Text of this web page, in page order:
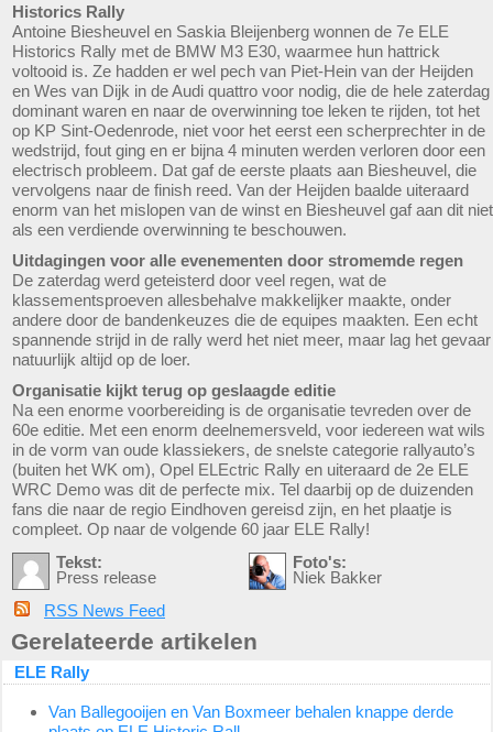
Historics Rally
Antoine Biesheuvel en Saskia Bleijenberg wonnen de 7e ELE
Historics Rally met de BMW M3 E30, waarmee hun hattrick
voltooid is. Ze hadden er wel pech van Piet-Hein van der Heijden
en Wes van Dijk in de Audi quattro voor nodig, die de hele zaterdag
dominant waren en naar de overwinning toe leken te rijden, tot het
op KP Sint-Oedenrode, niet voor het eerst een scherprechter in de
wedstrijd, fout ging en er bijna 4 minuten werden verloren door een
electrisch probleem. Dat gaf de eerste plaats aan Biesheuvel, die
vervolgens naar de finish reed. Van der Heijden baalde uiteraard
enorm van het mislopen van de winst en Biesheuvel gaf aan dit niet
als een verdiende overwinning te beschouwen.
Uitdagingen voor alle evenementen door stromemde regen
De zaterdag werd geteisterd door veel regen, wat de
klassementsproeven allesbehalve makkelijker maakte, onder
andere door de bandenkeuzes die de equipes maakten. Een echt
spannende strijd in de rally werd het niet meer, maar lag het gevaar
natuurlijk altijd op de loer.
Organisatie kijkt terug op geslaagde editie
Na een enorme voorbereiding is de organisatie tevreden over de
60e editie. Met een enorm deelnemersveld, voor iedereen wat wils
in de vorm van oude klassiekers, de snelste categorie rallyauto’s
(buiten het WK om), Opel ELEctric Rally en uiteraard de 2e ELE
WRC Demo was dit de perfecte mix. Tel daarbij op de duizenden
fans die naar de regio Eindhoven gereisd zijn, en het plaatje is
compleet. Op naar de volgende 60 jaar ELE Rally!
Tekst:
Press release
Foto's:
Niek Bakker
RSS News Feed
Gerelateerde artikelen
ELE Rally
Van Ballegooijen en Van Boxmeer behalen knappe derde